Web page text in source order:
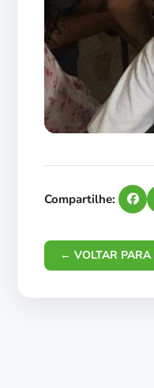
Compartilhe:
← VOLTAR